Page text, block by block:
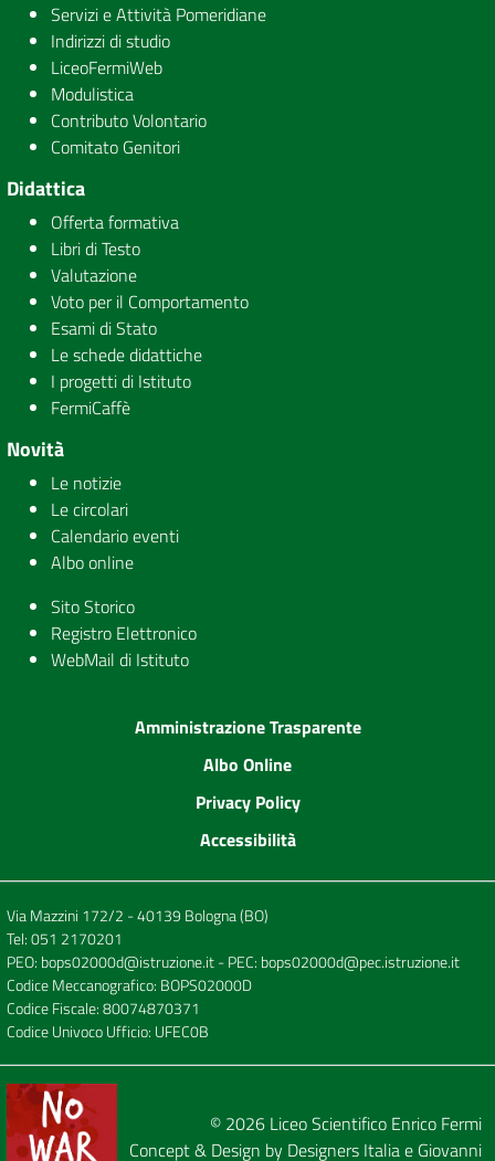
Servizi e Attività Pomeridiane
Indirizzi di studio
LiceoFermiWeb
Modulistica
Contributo Volontario
Comitato Genitori
Didattica
Offerta formativa
Libri di Testo
Valutazione
Voto per il Comportamento
Esami di Stato
Le schede didattiche
I progetti di Istituto
FermiCaffè
Novità
Le notizie
Le circolari
Calendario eventi
Albo online
Sito Storico
Registro Elettronico
WebMail di Istituto
Amministrazione Trasparente
Albo Online
Privacy Policy
Accessibilità
Via Mazzini 172/2 - 40139 Bologna (BO)
Tel:051 2170201
PEO: bops02000d@istruzione.it- PEC: bops02000d@pec.istruzione.it
Codice Meccanografico: BOPS02000D
Codice Fiscale: 80074870371
Codice Univoco Ufficio: UFEC0B
© 2026 Liceo Scientifico Enrico Fermi
Concept & Design by Designers Italiae Giovanni